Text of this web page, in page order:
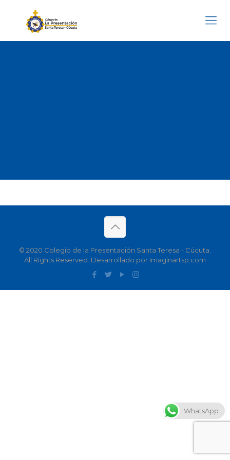
© 2020 Colegio de la Presentación Santa Teresa - Cúcuta.
All Rights Reserved. Desarrollado por Imaginartsp.com
WhatsApp